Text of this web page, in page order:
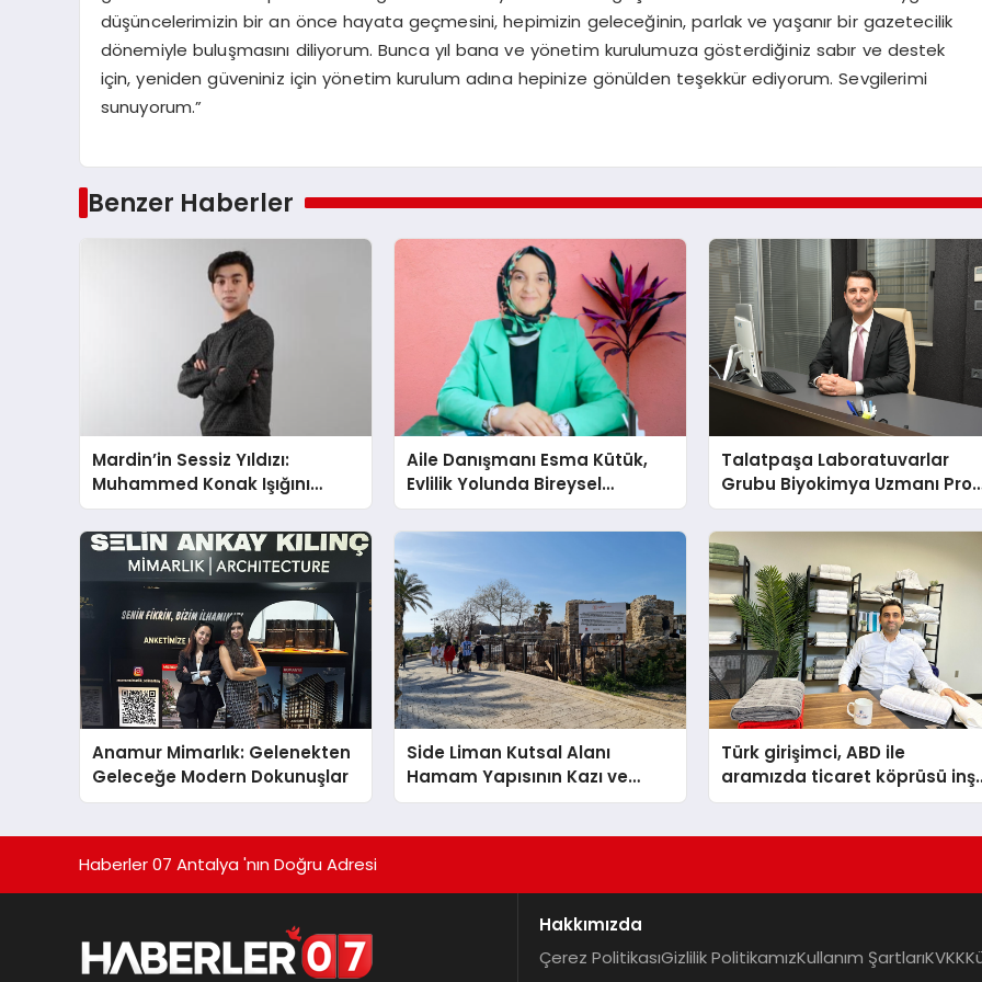
düşüncelerimizin bir an önce hayata geçmesini, hepimizin geleceğinin, parlak ve yaşanır bir gazetecilik
dönemiyle buluşmasını diliyorum. Bunca yıl bana ve yönetim kurulumuza gösterdiğiniz sabır ve destek
için, yeniden güveniniz için yönetim kurulum adına hepinize gönülden teşekkür ediyorum. Sevgilerimi
sunuyorum.”
Benzer Haberler
Mardin’in Sessiz Yıldızı:
Muhammed Konak Işığını
Ekranlara Taşıyor
Aile Danışmanı Esma Kütük,
Evlilik Yolunda Bireysel
Farkındalığın ve Sınırların
Gücünü Anlatıyor
Talatpaşa Laboratuvarlar
Grubu Biyokimya Uzmanı
Dr. Ahmet Var
Anamur Mimarlık: Gelenekten
Geleceğe Modern Dokunuşlar
Side Liman Kutsal Alanı
Hamam Yapısının Kazı ve
Onarımı Selectum
Türk girişimci, ABD ile
aramızda ticaret köprüsü
etti
Haberler 07 Antalya 'nın Doğru Adresi
Hakkımızda
Çerez PolitikasıGizlilik PolitikamızKullanım ŞartlarıKVKK